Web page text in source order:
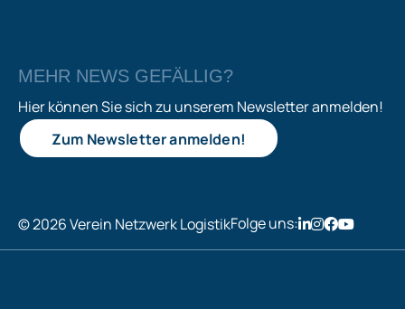
MEHR NEWS GEFÄLLIG?
Hier können Sie sich zu unserem Newsletter anmelden!
Zum Newsletter anmelden!
© 2026 Verein Netzwerk LogistikFolge uns: